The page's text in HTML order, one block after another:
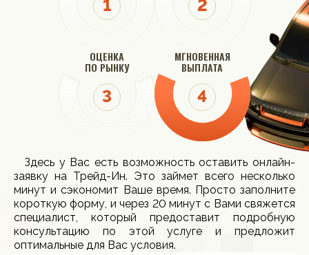
ОЦЕНКА
ПО РЫНКУ
МГНОВЕННАЯ
ВЫПЛАТА
Здесь у Вас есть возможность оставить онлайн-
заявку на Трейд-Ин. Это займет всего несколько
минут и сэкономит Ваше время. Просто заполните
короткую форму, и через 20 минут с Вами свяжется
специалист, который предоставит подробную
консультацию по этой услуге и предложит
оптимальные для Вас условия.